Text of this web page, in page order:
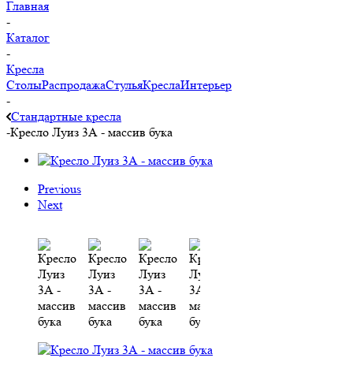
Главная
-
Каталог
-
Кресла
СтолыРаспродажаСтульяКреслаИнтерьер
-
Стандартные кресла
-Кресло Луиз 3А - массив бука
Previous
Next